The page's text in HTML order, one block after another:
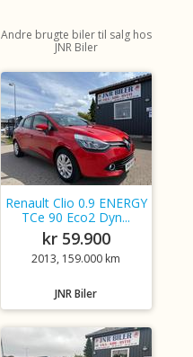
Andre brugte biler til salg hos
JNR Biler
Renault Clio 0.9 ENERGY
TCe 90 Eco2 Dyn...
kr 59.900
2013, 159.000 km
JNR Biler